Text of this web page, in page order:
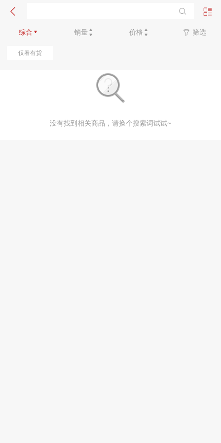
综合 销量 价格 筛选
新品优先
仅看有货
没有找到相关商品，请换个搜索词试试~